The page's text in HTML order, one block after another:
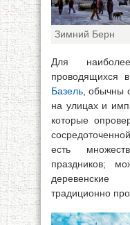
Зимний Берн
Для
проводящихся
Базель , обычны
на улицах и
которые
есть
праздников;
традиционно